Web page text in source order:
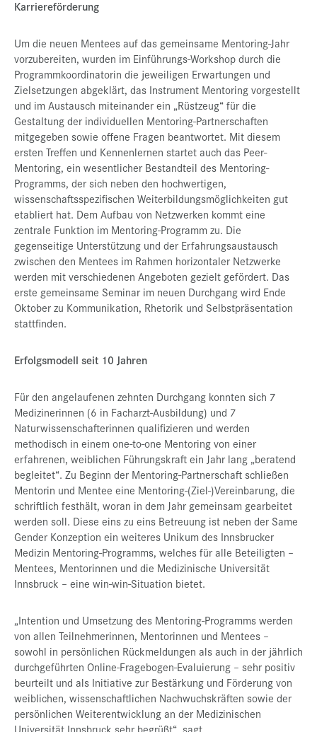
Karriereförderung
Um die neuen Mentees auf das gemeinsame Mentoring-Jahr
vorzubereiten, wurden im Einführungs-Workshop durch die
Programmkoordinatorin die jeweiligen Erwartungen und
Zielsetzungen abgeklärt, das Instrument Mentoring vorgestellt
und im Austausch miteinander ein „Rüstzeug“ für die
Gestaltung der individuellen Mentoring-Partnerschaften
mitgegeben sowie offene Fragen beantwortet. Mit diesem
ersten Treffen und Kennenlernen startet auch das Peer-
Mentoring, ein wesentlicher Bestandteil des Mentoring-
Programms, der sich neben den hochwertigen,
wissenschaftsspezifischen Weiterbildungsmöglichkeiten gut
etabliert hat. Dem Aufbau von Netzwerken kommt eine
zentrale Funktion im Mentoring-Programm zu. Die
gegenseitige Unterstützung und der Erfahrungsaustausch
zwischen den Mentees im Rahmen horizontaler Netzwerke
werden mit verschiedenen Angeboten gezielt gefördert. Das
erste gemeinsame Seminar im neuen Durchgang wird Ende
Oktober zu Kommunikation, Rhetorik und Selbstpräsentation
stattfinden.
Erfolgsmodell seit 10 Jahren
Für den angelaufenen zehnten Durchgang konnten sich 7
Medizinerinnen (6 in Facharzt-Ausbildung) und 7
Naturwissenschafterinnen qualifizieren und werden
methodisch in einem one-to-one Mentoring von einer
erfahrenen, weiblichen Führungskraft ein Jahr lang „beratend
begleitet“. Zu Beginn der Mentoring-Partnerschaft schließen
Mentorin und Mentee eine Mentoring-(Ziel-)Vereinbarung, die
schriftlich festhält, woran in dem Jahr gemeinsam gearbeitet
werden soll. Diese eins zu eins Betreuung ist neben der Same
Gender Konzeption ein weiteres Unikum des Innsbrucker
Medizin Mentoring-Programms, welches für alle Beteiligten –
Mentees, Mentorinnen und die Medizinische Universität
Innsbruck – eine win-win-Situation bietet.
„Intention und Umsetzung des Mentoring-Programms werden
von allen Teilnehmerinnen, Mentorinnen und Mentees –
sowohl in persönlichen Rückmeldungen als auch in der jährlich
durchgeführten Online-Fragebogen-Evaluierung – sehr positiv
beurteilt und als Initiative zur Bestärkung und Förderung von
weiblichen, wissenschaftlichen Nachwuchskräften sowie der
persönlichen Weiterentwicklung an der Medizinischen
Universität Innsbruck sehr begrüßt“, sagt